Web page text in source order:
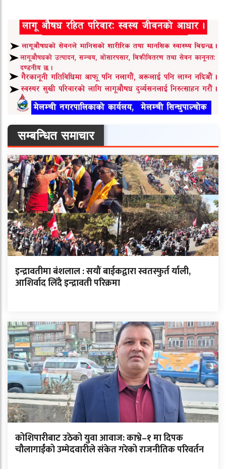
सम्बन्धित समाचार
इन्द्रावतीमा बंशलाल : सयौं बाईकद्वारा स्वतस्फुर्त र्याली,
आशिर्वाद लिँदै इन्द्रावती परिक्रमा
कोशिपारीबाट उठेको युवा आवाज: काभ्रे–१ मा दिपक
चौलागाईंको उम्मेदवारीले संकेत गरेको राजनीतिक परिवर्तन